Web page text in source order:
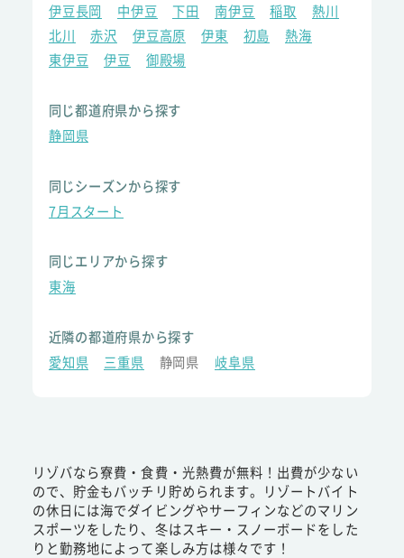
伊豆長岡
中伊豆 下田 南伊豆 稲取
熱川
北川
赤沢 伊豆高原 伊東 初島
熱海
東伊豆
伊豆 御殿場
同じ都道府県から探す
静岡県
同じシーズンから探す
7月スタート
同じエリアから探す
東海
近隣の都道府県から探す
愛知県
三重県 静岡県 岐阜県
リゾバなら寮費・食費・光熱費が無料！出費が少ない
ので、貯金もバッチリ貯められます。リゾートバイト
の休日には海でダイビングやサーフィンなどのマリン
スポーツをしたり、冬はスキー・スノーボードをした
りと勤務地によって楽しみ方は様々です！